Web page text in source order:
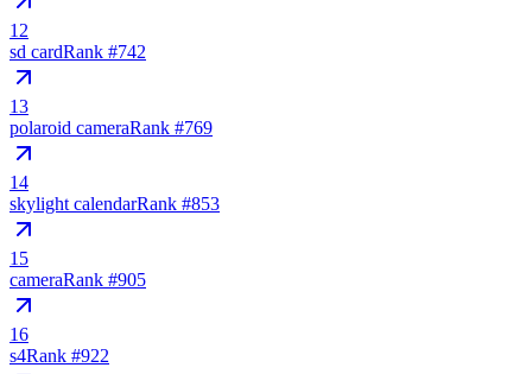
12
sd cardRank #742
13
polaroid cameraRank #769
14
skylight calendarRank #853
15
cameraRank #905
16
s4Rank #922